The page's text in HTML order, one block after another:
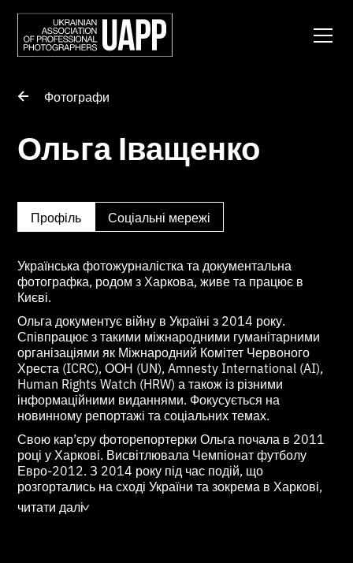
Фотографи
Ольга Іващенко
Профіль Соціальні мережі
Українська фотожурналістка та документальна
фотографка, родом з Харкова, живе та працює в
Києві.
Ольга документує війну в Україні з 2014 року.
Співпрацює з такими міжнародними гуманітарними
організаціями як Міжнародний Комітет Червоного
Хреста (ICRC), ООН (UN), Amnesty International (AI),
Human Rights Watch (HRW) а також із різними
інформаційними виданнями. Фокусується на
новинному репортажі та соціальних темах.
Свою кар’єру фоторепортерки Ольга почала в 2011
році у Харкові. Висвітлювала Чемпіонат футболу
Евро-2012. З 2014 року під час подій, що
розгортались на сході України та зокрема в Харкові,
почала співпрацювати з провідними світовими
агенціями новин такими як Reuters, Associated Press
читати далі>